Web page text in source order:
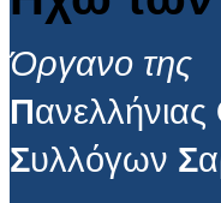
Όργανο της
Πανελλήνιας
Συλλόγων Σ